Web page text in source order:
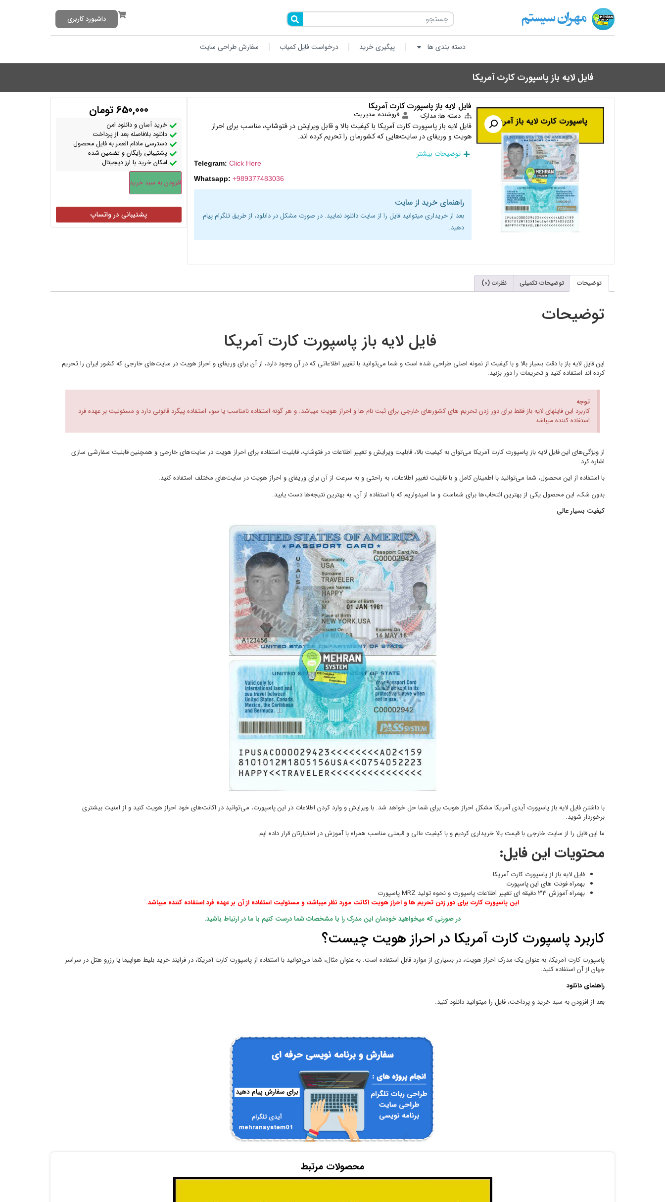
داشبورد کاربری
دسته بندی ها پیگیری خرید درخواست فایل کمیاب سفارش طراحی سایت
فایل لایه باز پاسپورت کارت آمریکا
فایل لایه باز پاسپورت کارت آمریکا
دسته ها: مدارک فروشنده: مدیریت
فایل لایه باز پاسپورت کارت آمریکا با کیفیت بالا و قابل ویرایش در فتوشاپ، مناسب برای احراز
هویت و وریفای در سایت‌هایی که کشورمان را تحریم کرده اند.
توضیحات بیشتر
Telegram: Click Here
Whatsapp: +989377483036
راهنمای خرید از سایت
بعد از خریداری میتوانید فایل را از سایت دانلود نمایید. در صورت مشکل در دانلود، از طریق تلگرام پیام
دهید.
650,000تومان
خرید آسان و دانلود امن
دانلود بلافاصله بعد از پرداخت
دسترسی مادام العمر به فایل محصول
پشتیبانی رایگان و تضمین شده
امکان خرید با ارز دیجیتال
افزودن به سبد خرید
پشتیبانی در واتساپ
توضیحات توضیحات تکمیلی نظرات (0)
توضیحات
فایل لایه باز پاسپورت کارت آمریکا
این فایل لایه باز با دقت بسیار بالا و با کیفیت از نمونه اصلی طراحی شده است و شما می‌توانید با تغییر اطلاعاتی که در آن وجود دارد، از آن برای وریفای و احراز هویت در سایت‌های خارجی که کشور ایران را تحریم
کرده اند استفاده کنید و تحریمات را دور بزنید.
توجه
کاربرد این فایلهای لایه باز فقط برای دور زدن تحریم های کشورهای خارجی برای ثبت نام ها و احراز هویت میباشد. و هر گونه استفاده نامناسب یا سوء استفاده پیگرد قانونی دارد و مسئولیت بر عهده فرد
استفاده کننده میباشد.
از ویژگی‌های این فایل لایه باز پاسپورت کارت آمریکا می‌توان به کیفیت بالا، قابلیت ویرایش و تغییر اطلاعات در فتوشاپ، قابلیت استفاده برای احراز هویت در سایت‌های خارجی و همچنین قابلیت سفارشی سازی
اشاره کرد.
با استفاده از این محصول، شما می‌توانید با اطمینان کامل و با قابلیت تغییر اطلاعات، به راحتی و به سرعت از آن برای وریفای و احراز هویت در سایت‌های مختلف استفاده کنید.
بدون شک، این محصول یکی از بهترین انتخاب‌ها برای شماست و ما امیدواریم که با استفاده از آن، به بهترین نتیجه‌ها دست یابید.
کیفیت بسیار عالی
با داشتن فایل لایه باز پاسپورت آیدی آمریکا مشکل احراز هویت برای شما حل خواهد شد. با ویرایش و وارد کردن اطلاعات در این پاسپورت، می‌توانید در اکانت‌های خود احراز هویت کنید و از امنیت بیشتری
برخوردار شوید.
ما این فایل را از سایت خارجی با قیمت بالا خریداری کردیم و با کیفیت عالی و قیمتی مناسب همراه با آموزش در اختیارتان قرار داده ایم.
محتویات این فایل:
فایل لایه باز از پاسپورت کارت آمریکا
بهمراه فونت های این پاسپورت
بهمراه آموزش 33 دقیقه ای تغییر اطلاعات پاسپورت و نحوه تولید MRZ پاسپورت
این پاسپورت کارت برای دور زدن تحریم ها و احراز هویت اکانت مورد نظر میباشد، و مسئولیت استفاده از آن بر عهده فرد استفاده کننده میباشد.
در صورتی که میخواهید خودمان این مدرک را با مشخصات شما درست کنیم با ما در ارتباط باشید.
کاربرد پاسپورت کارت آمریکا در احراز هویت چیست؟
پاسپورت کارت آمریکا، به عنوان یک مدرک احراز هویت، در بسیاری از موارد قابل استفاده است. به عنوان مثال، شما می‌توانید با استفاده از پاسپورت کارت آمریکا، در فرایند خرید بلیط هواپیما یا رزرو هتل در سراسر
جهان از آن استفاده کنید.
راهنمای دانلود
بعد از افزودن به سبد خرید و پرداخت، فایل را میتوانید دانلود کنید.
محصولات مرتبط